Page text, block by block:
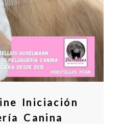
Iniciación
Canina